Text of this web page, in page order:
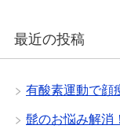
最近の投稿
有酸素運動で顔
髭のお悩み解消